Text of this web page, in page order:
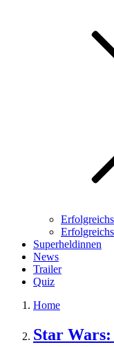
Superheldinnen
News
Trailer
Quiz
Home
Star